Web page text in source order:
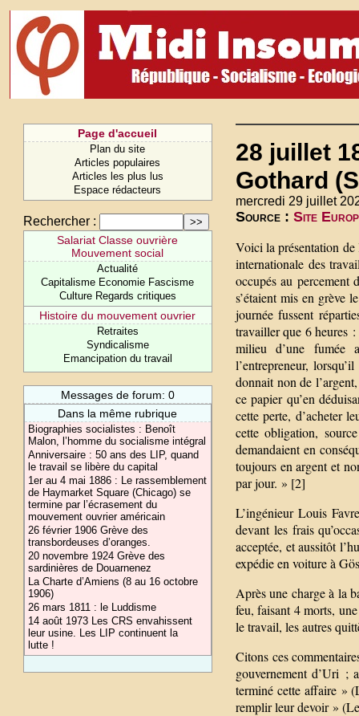
Page d'accueil
Plan du site
Articles populaires
Articles les plus lus
Espace rédacteurs
Rechercher :
Salariat Classe ouvrière
Mouvement social
Actualité
Capitalisme Economie Fascisme
Culture Regards critiques
Histoire du mouvement ouvrier
Retraites
Syndicalisme
Emancipation du travail
Messages de forum: 0
Dans la même rubrique
Biographies socialistes : Benoît
Malon, l’homme du socialisme intégral
Anniversaire : 50 ans des LIP, quand
le travail se libère du capital
1er au 4 mai 1886 : Le rassemblement
de Haymarket Square (Chicago) se
termine par l’écrasement du
mouvement ouvrier américain
26 février 1906 Grève des
transbordeuses d’oranges.
20 novembre 1924 Grève des
sardinières de Douarnenez
La Charte d’Amiens (8 au 16 octobre
1906)
26 mars 1811 : le Luddisme
14 août 1973 Les CRS envahissent
leur usine. Les LIP continuent la
lutte !
28 juillet
Gothard
mercredi 29 juillet
Source : Site
Voici la présentation de
internationale des
occupés au
s’étaient mis en grève
journée fussent
travailler que 6 heures
milieu d’une fumée
l’entrepreneur,
donnait non de
ce papier qu’en
cette perte, d’acheter
cette obligation,
demandaient en
toujours en argent et
par jour. » [2]
L’ingénieur Louis
devant les frais
acceptée, et aussitôt
expédie en voiture à
Après une charge à la
feu, faisant 4 morts,
le travail, les autres
Citons ces
gouvernement d’Uri ;
terminé cette affaire »
remplir leur devoir »